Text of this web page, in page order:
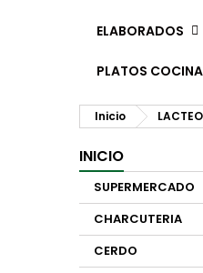
ELABORADOS
PLATOS
Inicio
INICIO
SUPERMERCADO
CHARCUTERIA
CERDO